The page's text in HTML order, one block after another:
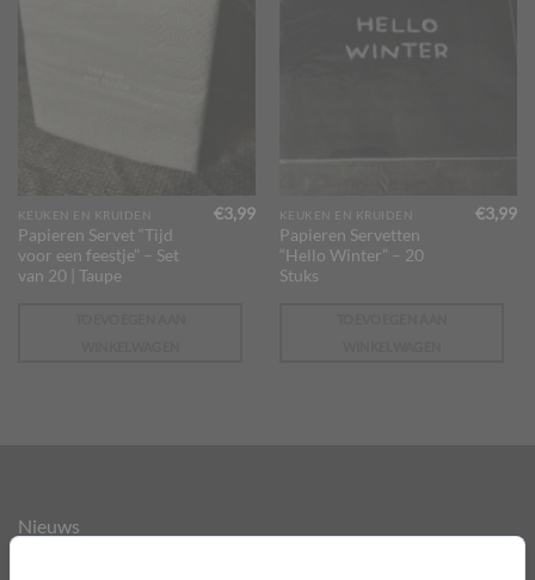
KEUKEN EN KRUIDEN
Papieren Servet “Tijd
voor een feestje” – Set
van 20 | Taupe
€3,99 KEUKEN EN KRUIDEN
Papieren Servetten
“Hello Winter” – 20
Stuks
€3,99
Nieuws